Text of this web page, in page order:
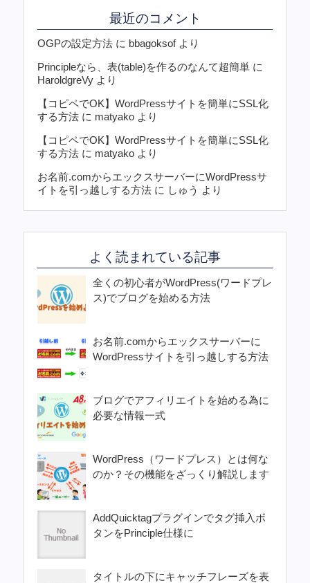
最近のコメント
OGPの設定方法 に bbagoksofより
Principleなら、表(table)を作るのなんて超簡単 に
HaroldgreVy より
【コピペでOK】WordPressサイトを簡単にSSL化
する方法 に matyako より
【コピペでOK】WordPressサイトを簡単にSSL化
する方法 に matyako より
お名前.comからエックスサーバーにWordPressサ
イトを引っ越しする方法 に しゅう より
よく読まれている記事
全くの初心者がWordPress(ワードプレ
ス)でブログを始める方法
お名前.comからエックスサーバーに
WordPressサイトを引っ越しする方法
ブログでアフィリエイトを始める為に
必要な情報一式
WordPress（ワードプレス）とは何な
のか？その機能をざっくり解説します
AddQuicktagプラグインでタグ挿入ボ
タンをPrinciple仕様に
タイトルの下にキャッチフレーズを表